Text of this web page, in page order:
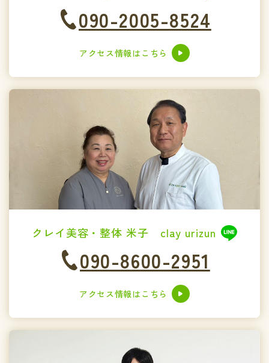
090-2005-8524
アクセス情報はこちら
クレイ美容・整体 米子 clay urizun
090-8600-2951
アクセス情報はこちら